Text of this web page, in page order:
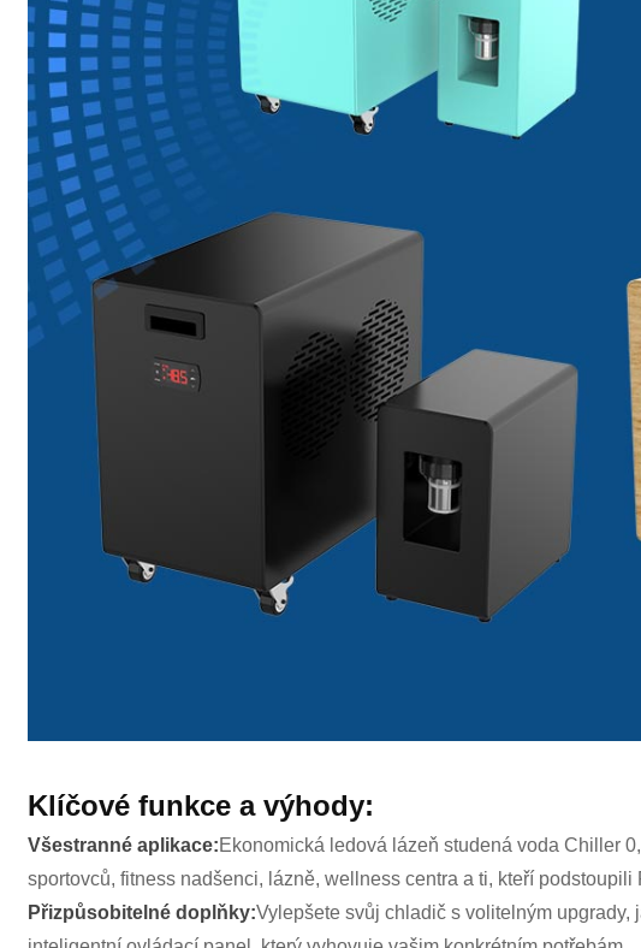
Klíčové funkce a výhody:
Všestranné aplikace:Ekonomická ledová lázeň studená voda Chiller
sportovců, fitness nadšenci, lázně, wellness centra a ti, kteří podstoupili
Přizpůsobitelné doplňky:Vylepšete svůj chladič s volitelným